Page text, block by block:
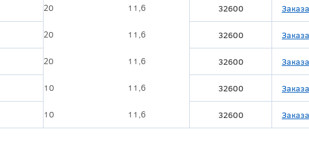
20 11,6 32600
20 11,6 32600
20 11,6 32600
10 11,6 32600
10 11,6 32600